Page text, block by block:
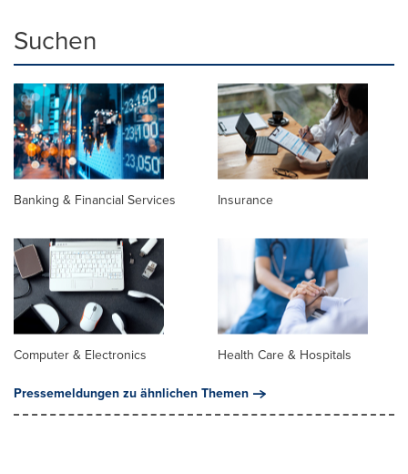
Suchen
Banking & Financial Services Insurance
Computer & Electronics
Health Care & Hospitals
Pressemeldungen zu ähnlichen Themen